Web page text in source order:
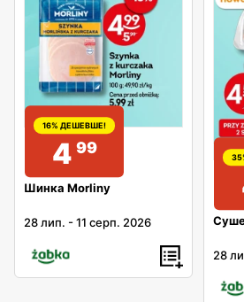
16% ДЕШЕВШЕ!
4 99
Шинка Morliny
28 лип. -11 серп. 2026
28